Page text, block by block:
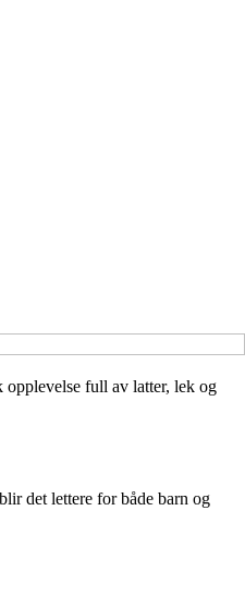
opplevelse full av latter, lek og
det lettere for både barn og